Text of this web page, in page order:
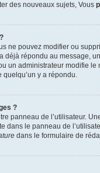
des nouveaux sujets, Vous
ne pouvez modifier ou
répondu au message,
un administrateur modifie
y a répondu.
?
panneau de l’utilisateur.
dans le panneau de
dans le formulaire de